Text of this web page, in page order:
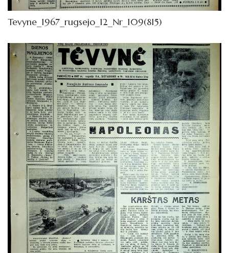
Tevyne_1967_rugsejo_12_Nr_109(815)